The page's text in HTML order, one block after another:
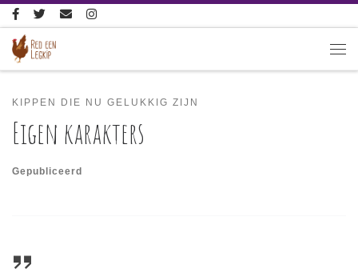
Ga naar inhoud
KIPPEN DIE NU GELUKKIG ZIJN
Eigen karakters
Gepubliceerd